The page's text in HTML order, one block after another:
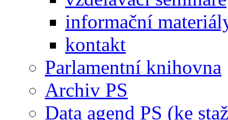
informační
kontakt
Parlamentní knihovna
Archiv PS
Data agend PS (ke